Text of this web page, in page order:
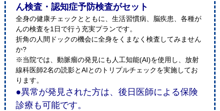
ん検査・認知症予防検査がセット
全身の健康チェックとともに、生活習慣病、脳疾患、各種が
んの検査を1日で行う充実プランです。
折角の人間ドックの機会に全身をくまなく検査してみません
か?
※当院では、動脈瘤の発見にも人工知能(AI)を使用し、放射
線科医師2名の読影とAIとのトリプルチェックを実施してお
ります。
●異常が発見された方は、後日医師による保険
診療も可能です。